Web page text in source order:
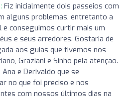
Fiz inicialmente dois passeios com
alguns problemas, entretanto a
conseguimos curtir mais um
e seus arredores. Gostaria de
aos guias que tivemos nos
Graziani e Sinho pela atenção.
e Derivaldo que se
no que foi preciso e nos
com nossos últimos dias na